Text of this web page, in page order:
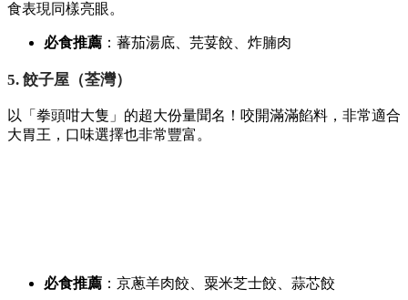
食表現同樣亮眼。
必食推薦 ：蕃茄湯底、 芫荽餃、 炸腩肉
5. 餃子屋（荃灣）
以「拳頭咁大隻」的超大份量聞名！咬開滿滿餡料， 非常適合
大胃王， 口味選擇也非常豐富。
必食推薦 ：京蔥羊肉餃、 粟米芝士餃、 蒜芯餃